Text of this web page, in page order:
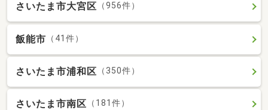
さいたま市大宮区 （956件）
飯能市 （41件）
さいたま市浦和区 （350件）
さいたま市南区 （181件）